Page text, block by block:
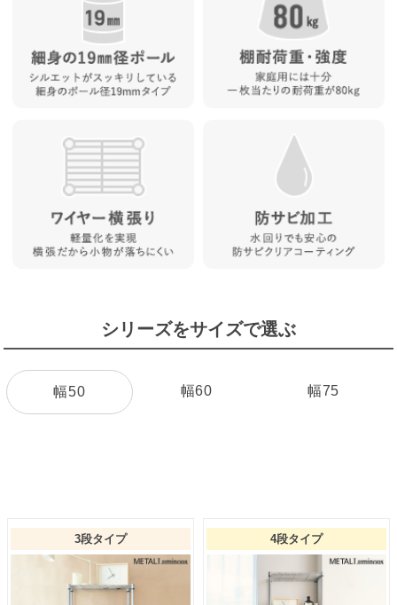
シリーズをサイズで選ぶ
幅50 幅60 幅75
3段タイプ 4段タイプ